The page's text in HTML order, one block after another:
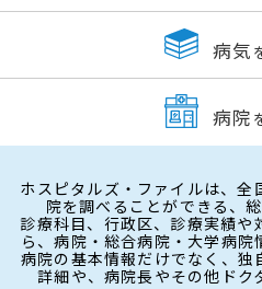
病気
病院
ホスピタルズ・ファイルは、全
院を調べることができる、
診療科目、行政区、診療実績や
ら、病院・総合病院・大学病院
病院の基本情報だけでなく、独
詳細や、病院長やその他ドク